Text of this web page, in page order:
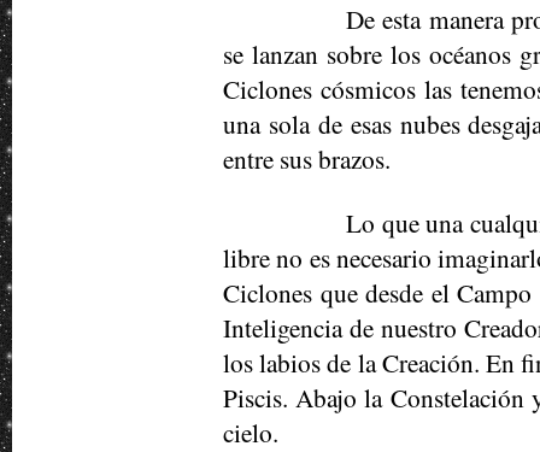
De esta manera
se lanzan sobre los océanos
Ciclones cósmicos las
una sola de esas nubes
entre sus brazos.
Lo que una
libre no es necesario
Ciclones que desde el
Inteligencia de nuestro
los labios de la Creación. En
Piscis. Abajo la Constelación
cielo.